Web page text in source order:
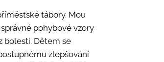
tábory. Mou
pohybové vzory
bolesti. Dětem se
zlepšování